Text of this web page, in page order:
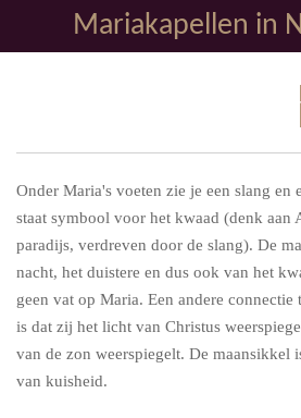
direct
Mariakapellen in
Onder Maria's voeten zie je een slang en
staat symbool voor het kwaad (denk aan
paradijs, verdreven door de slang). De
nacht, het duistere en dus ook van het
geen vat op Maria. Een andere connectie
is dat zij het licht van Christus
van de zon weerspiegelt. De maansikkel
van kuisheid.